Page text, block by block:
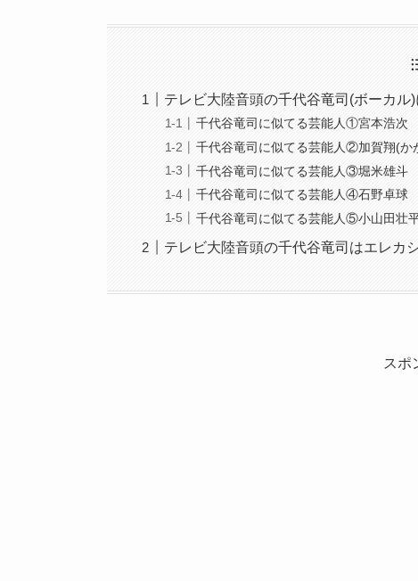
テレビ大陸音頭の千代谷竜司(ボーカル)
千代谷竜司に似てる芸能人①宮本浩次
千代谷竜司に似てる芸能人②加賀翔(か
千代谷竜司に似てる芸能人③堀米雄斗
千代谷竜司に似てる芸能人④石野卓球
千代谷竜司に似てる芸能人⑤小山田壮
テレビ大陸音頭の千代谷竜司はエレカ
スポ